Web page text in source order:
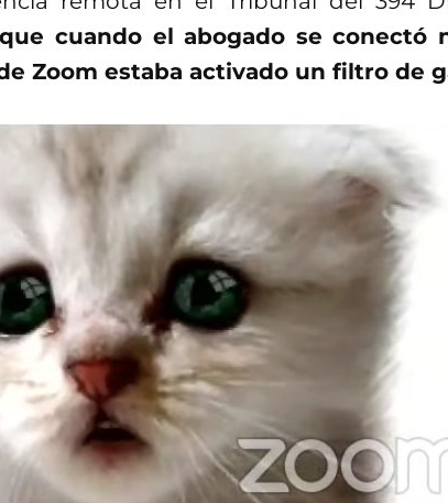
cuando el abogado se conectó
Zoom estaba activado un filtro de